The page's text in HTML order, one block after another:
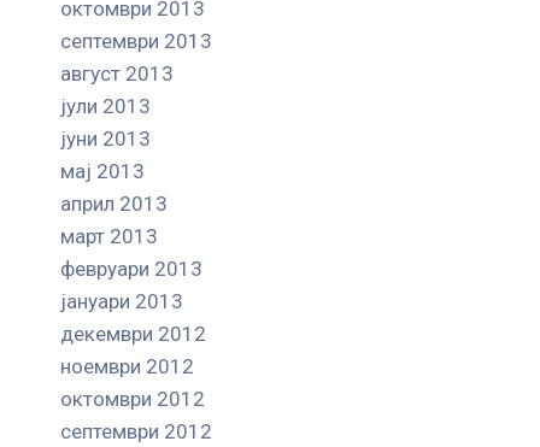
октомври 2013
септември 2013
август 2013
јули 2013
јуни 2013
мај 2013
април 2013
март 2013
февруари 2013
јануари 2013
декември 2012
ноември 2012
октомври 2012
септември 2012